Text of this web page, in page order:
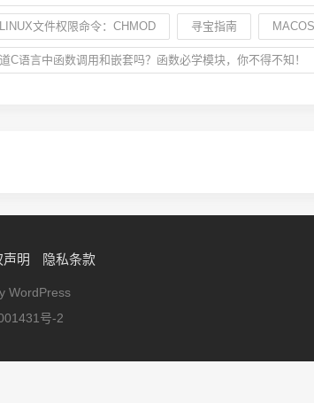
文件权限命令：CHMOD 寻宝指南
C语言中函数调用和嵌套吗？函数必学模块，你不得不知！
声明 隐私条款
WordPress
号-2